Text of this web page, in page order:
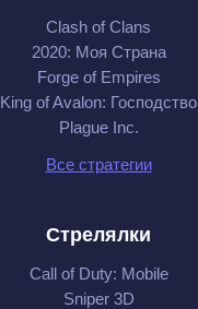
Clash of Clans
2020: Моя Cтрана
Forge of Empires
King of Avalon: Господство
Plague Inc.
Все стратегии
Стрелялки
Call of Duty: Mobile
Sniper 3D